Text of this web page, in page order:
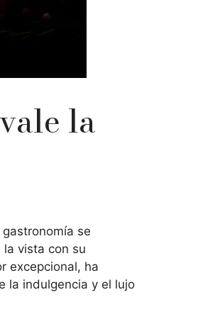
la
se
vista con su
excepcional, ha
la indulgencia y el lujo